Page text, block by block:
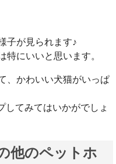
子が見られます♪
特にいいと思います。
、かわいい犬猫がいっぱ
してみてはいかがでしょ
他のペットホ